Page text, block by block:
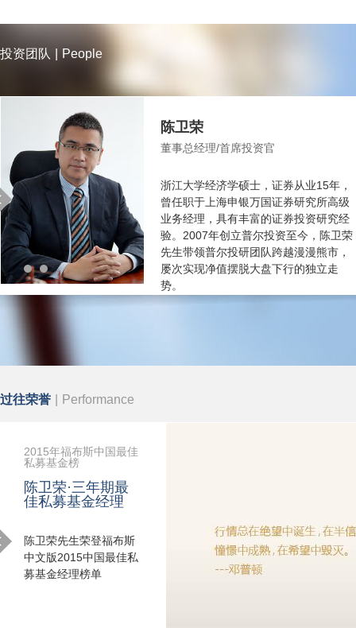
投资团队 People
陈卫荣
董事总经理/首席投资官
浙江大学经济学硕士，证券从业15年，
曾任职于上海申银万国证券研究所高级
业务经理，具有丰富的证券投资研究经
验。2007年创立普尔投资至今，陈卫荣
先生带领普尔投研团队跨越漫漫熊市，
屡次实现净值摆脱大盘下行的独立走
势。
过往荣誉 Performance
2015年福布斯中国最佳
私募基金榜
陈卫荣·三年期最
佳私募基金经理
陈卫荣先生荣登福布斯
中文版2015中国最佳私
募基金经理榜单